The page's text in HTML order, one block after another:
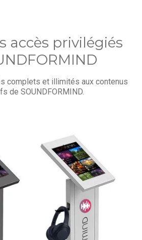
accès privilégiés
complets et illimités aux contenus
de SOUNDFORMIND.